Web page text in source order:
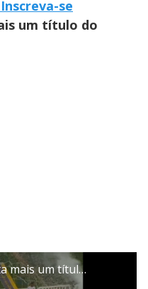
se
um título do